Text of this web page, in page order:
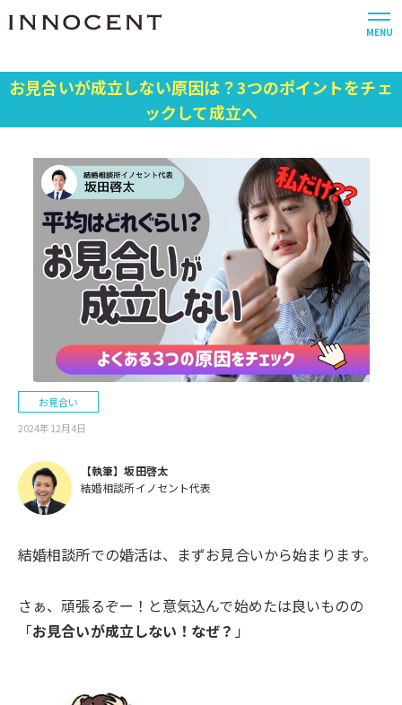
MENU
お見合いが成立しない原因は？3つのポイントをチェ
ックして成立へ
お見合い
2024年12月4日
【執筆】坂田啓太
結婚相談所イノセント代表
結婚相談所での婚活は、まずお見合いから始まります。
さぁ、頑張るぞー！と意気込んで始めたは良いものの
「お見合いが成立しない！なぜ？ 」